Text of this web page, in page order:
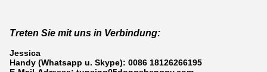
Treten Sie mit uns in Verbindung:
Jessica
Handy (Whatsapp u. Skype): 0086 18126266195